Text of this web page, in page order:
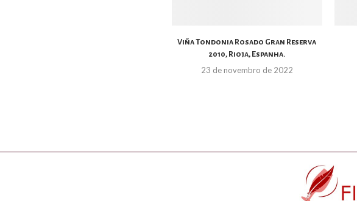
Viña Tondonia Rosado Gran Reserva
2010, Rioja, Espanha.
23 de novembro de 2022